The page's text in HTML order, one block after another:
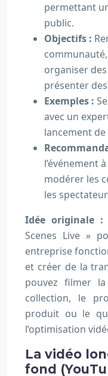
permettant
public.
Objectifs :
organiser
présenter
Exemples :
avec un
lancement
l’événement
modérer les
les
Idée originale :
Scenes Live »
entreprise
et créer de la
pouvez filmer la
collection, le
produit ou le
l’optimisation
La vidéo
fond